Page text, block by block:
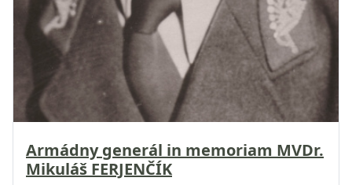
Armádny generál in memoriam MVDr.
Mikuláš FERJENČÍK